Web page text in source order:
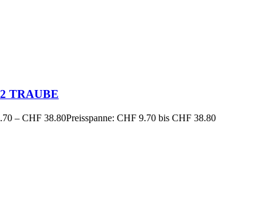
TRAUBE
– CHF 38.80Preisspanne: CHF 9.70 bis CHF 38.80